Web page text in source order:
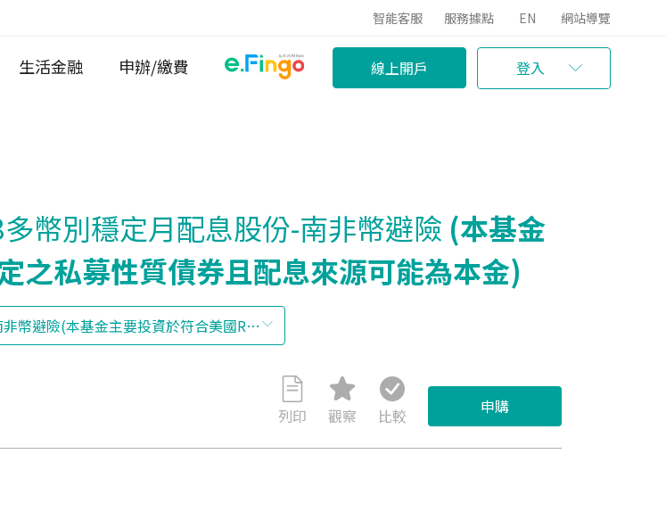
智能客服 服務據點 EN 網站導覽
生活金融 申辦/繳費 線上開戶 登入
幣別穩定月配息股份-南非幣避險 (本基金
之私募性質債券且配息來源可能為本金)
列印 觀察 比較 申購